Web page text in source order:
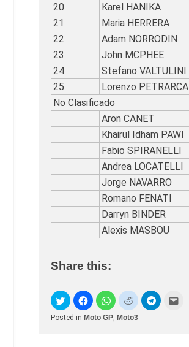
20
Karel HANIKA
21
Maria HERRERA
22
Adam NORRODIN
23
John MCPHEE
24
Stefano VALTULINI
25
Lorenzo PETRARCA
No Clasificado
Aron CANET
Khairul Idham PAWI
Fabio SPIRANELLI
Andrea LOCATELLI
Jorge NAVARRO
Romano FENATI
Darryn BINDER
Alexis MASBOU
Share this:
Posted in Moto GP Moto3